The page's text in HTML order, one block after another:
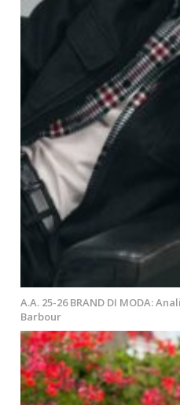
A.A. 25-26 BRAND DI MODA:
Barbour